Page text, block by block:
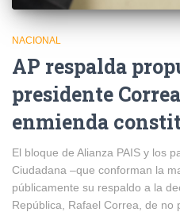
NACIONAL
AP respalda
presidente
enmienda
El bloque de Alianza PAIS y los
Ciudadana –que conforman la
públicamente su respaldo a la
República, Rafael Correa, de no